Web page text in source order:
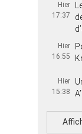
Hier
17:37
Hier
16:55
Hier
15:38